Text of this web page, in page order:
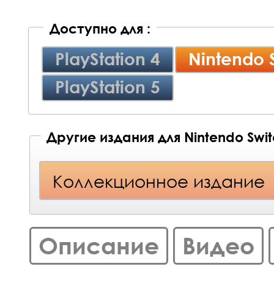
Доступно для :
PlayStation 4
Nintendo
PlayStation 5
Другие издания для Nintendo
Коллекционное издание
Описание Видео